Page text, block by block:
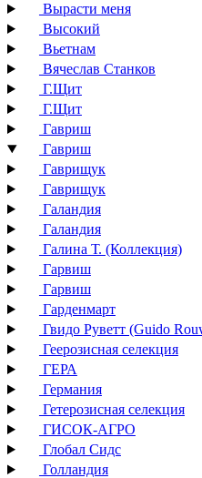
Вырасти меня
Высокий
Вьетнам
Вячеслав Станков
Г.Щит
Г.Щит
Гавриш
Гавриш
Гаврищук
Гаврищук
Галандия
Галандия
Галина Т. (Коллекция)
Гарвиш
Гарвиш
Гарденмарт
Гвидо Руветт (Guido
Геерозисная селекция
ГЕРА
Германия
Гетерозисная селекция
ГИСОК-АГРО
Глобал Сидс
Голландия